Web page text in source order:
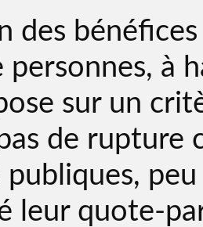
des
personnes, à
sur un
de rupture
publiques,
leur quote-